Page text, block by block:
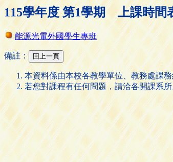
115學年度 第1學期 上課時間
能源光電外國學生專班
備註：
本資料係由本校各教學單位、教務處課
若您對課程有任何問題，請洽各開課系